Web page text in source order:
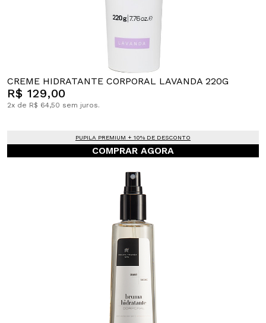
CREME HIDRATANTE CORPORAL LAVANDA 220G
R$ 129,00
2x de R$ 64,50 sem juros.
PUPILA PREMIUM + 10% DE DESCONTO
COMPRAR AGORA